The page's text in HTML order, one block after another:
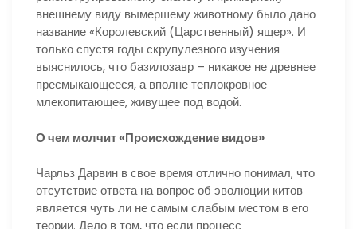
внешнему виду вымершему животному было дано
название «Королевский (Царственный) ящер». И
только спустя годы скрупулезного изучения
выяснилось, что базилозавр – никакое не древнее
пресмыкающееся, а вполне теплокровное
млекопитающее, живущее под водой.
О чем молчит «Происхождение видов»
Чарльз Дарвин в свое время отлично понимал, что
отсутствие ответа на вопрос об эволюции китов
является чуть ли не самым слабым местом в его
теории. Дело в том, что если процесс